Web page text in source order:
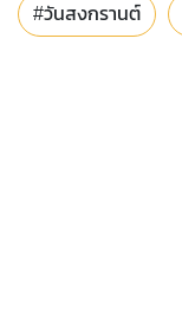
#วันสงกรานต์